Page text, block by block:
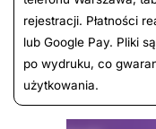
rejestracji. Płatności
lub Google Pay. Pliki
po wydruku, co
użytkowania.